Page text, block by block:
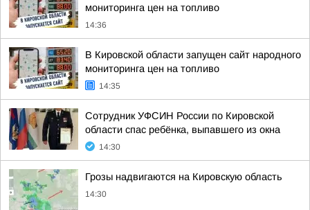
мониторинга цен на топливо
14:36
В Кировской области запущен сайт народного
мониторинга цен на топливо
14:35
Сотрудник УФСИН России по Кировской
области спас ребёнка, выпавшего из окна
14:30
Грозы надвигаются на Кировскую область
14:30